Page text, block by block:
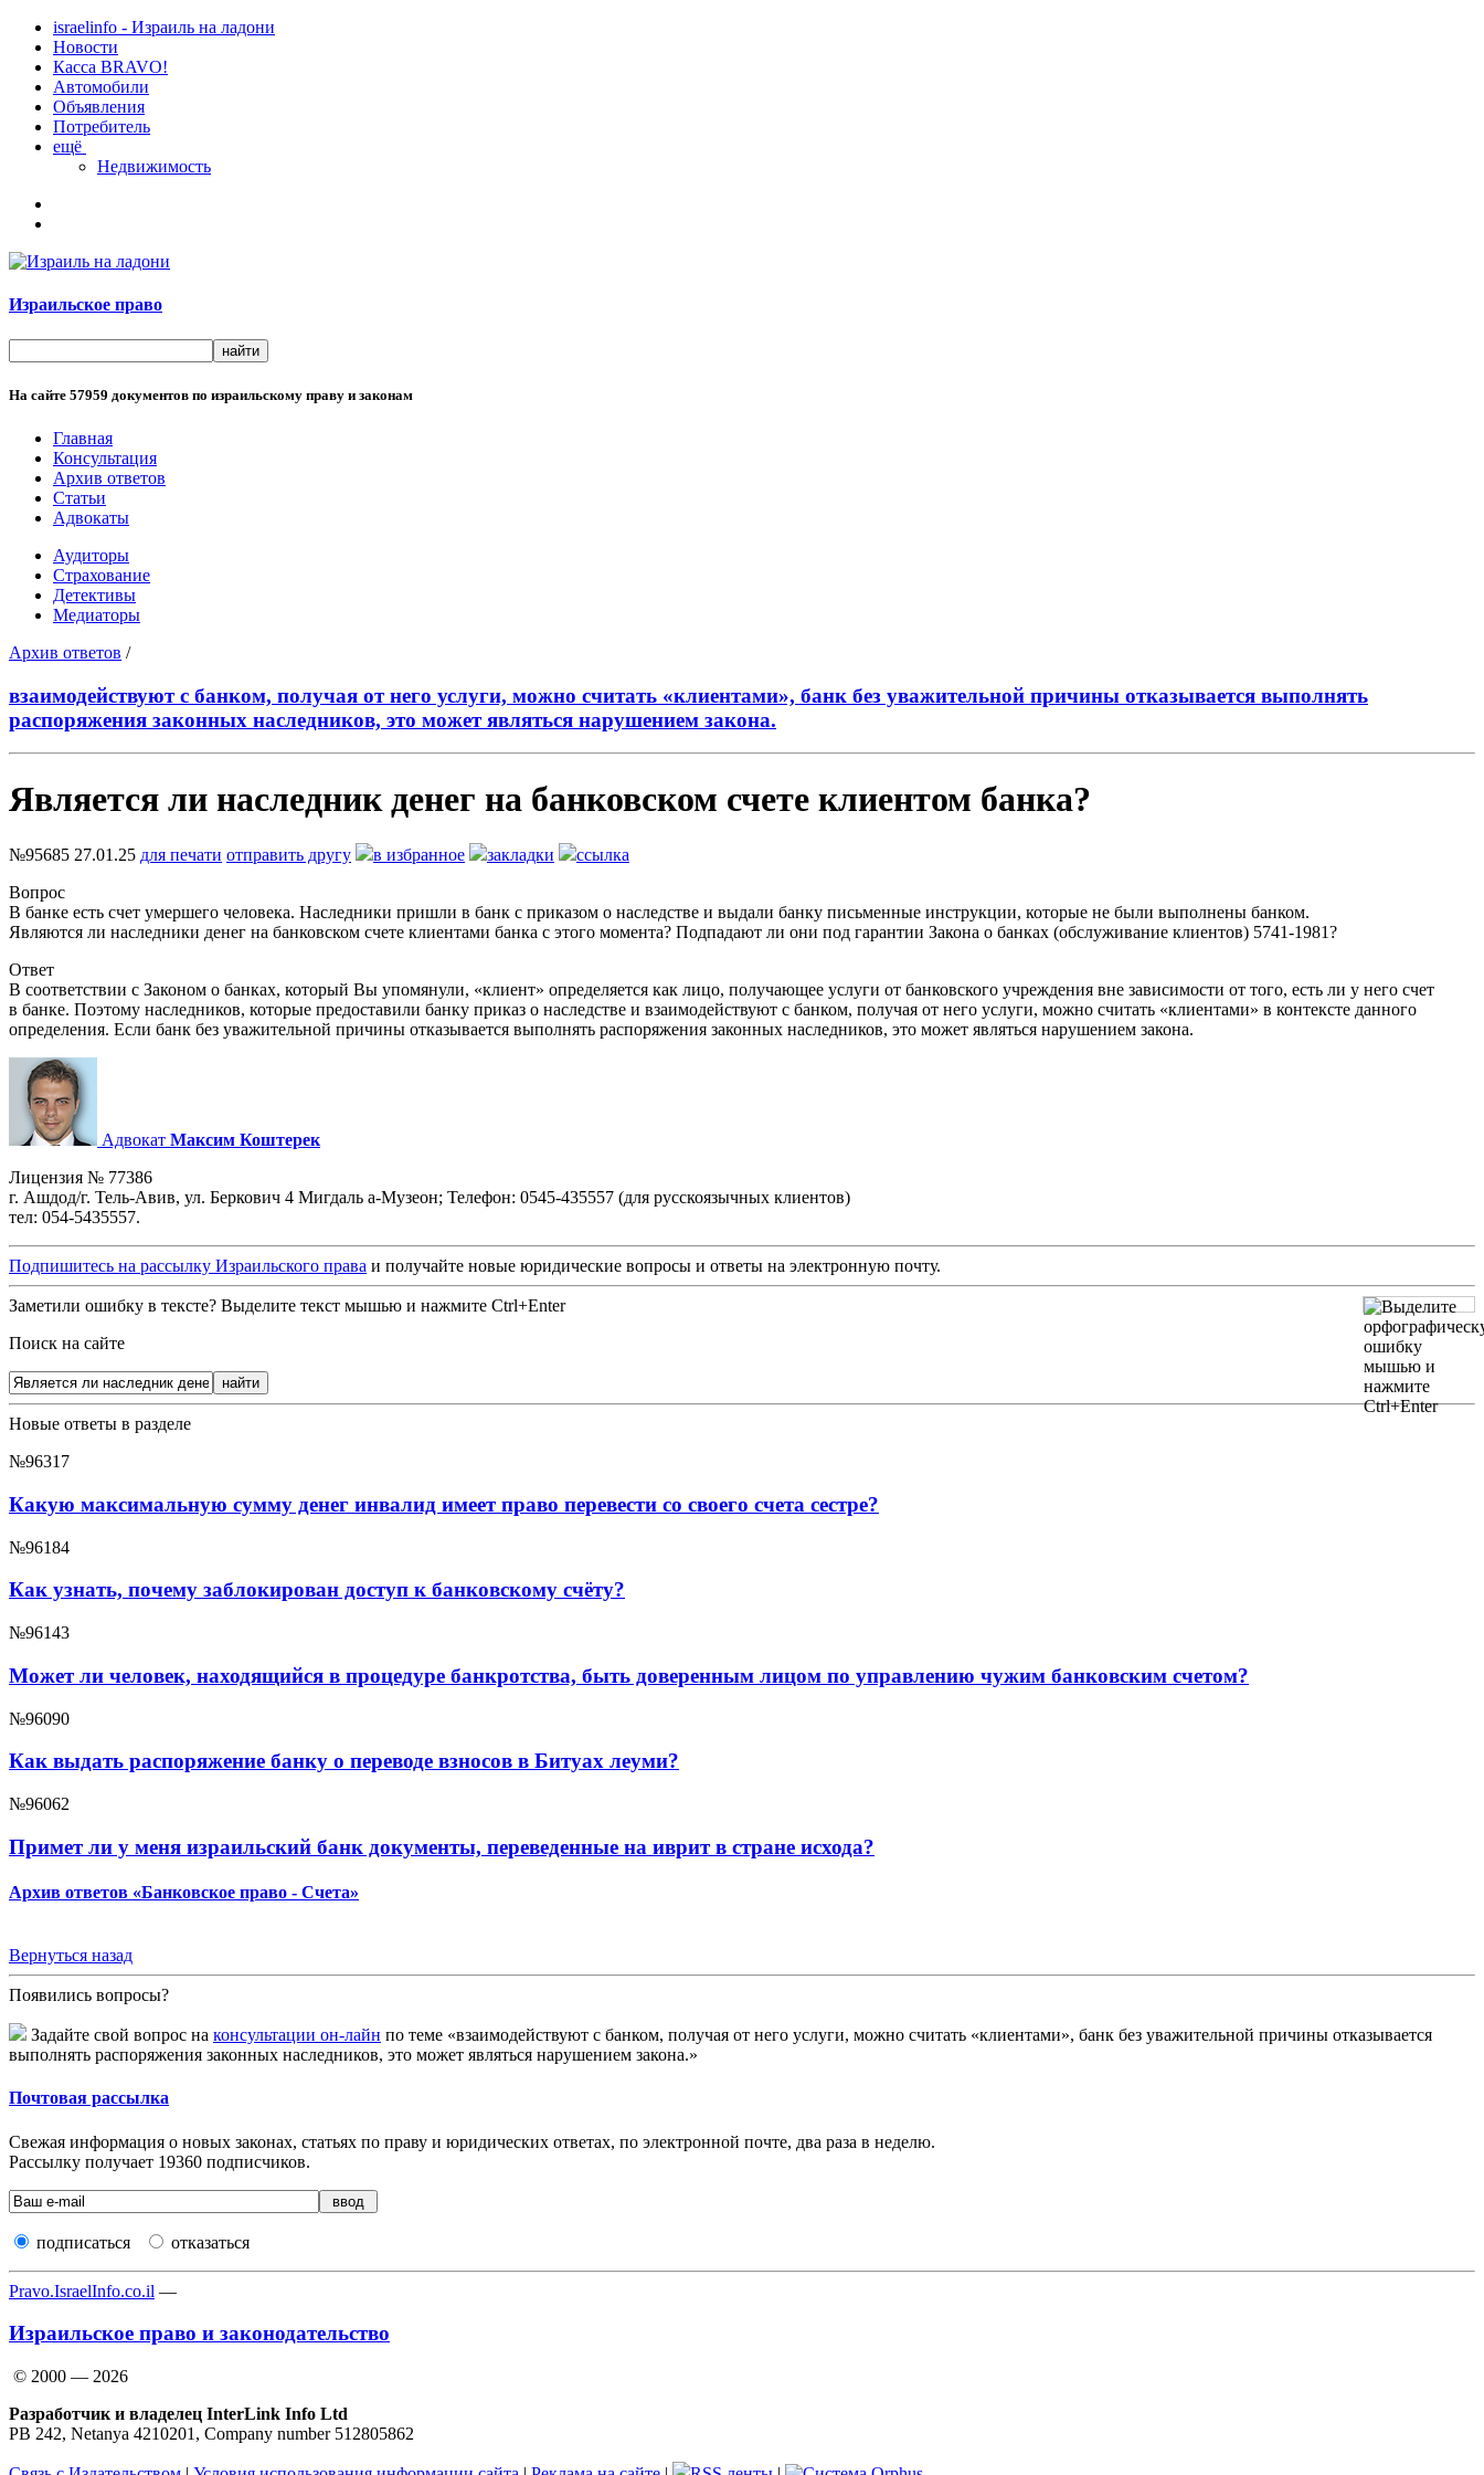
israelinfo - Израиль на ладони
Новости
Касса BRAVO!
Автомобили
Объявления
Потребитель
ещё
Недвижимость
Израильское право
На сайте 57959 документов по израильскому праву и законам
Главная
Консультация
Архив ответов
Статьи
Адвокаты
Аудиторы
Страхование
Детективы
Медиаторы
Архив ответов /
взаимодействуют с банком, получая от него услуги, можно считать «клиентами», банк без уважительной причины отказывается выполнять
распоряжения законных наследников, это может являться нарушением закона.
Является ли наследник денег на банковском счете клиентом банка?
№95685 27.01.25 для печати отправить другу в избранное закладки
ссылка
Вопрос
В банке есть счет умершего человека. Наследники пришли в банк с приказом о наследстве и выдали банку письменные инструкции, которые не были выполнены банком.
Являются ли наследники денег на банковском счете клиентами банка с этого момента? Подпадают ли они под гарантии Закона о банках (обслуживание клиентов) 5741-1981?
Ответ
В соответствии с Законом о банках, который Вы упомянули, «клиент» определяется как лицо, получающее услуги от банковского учреждения вне зависимости от того, есть ли у него счет
в банке. Поэтому наследников, которые предоставили банку приказ о наследстве и взаимодействуют с банком, получая от него услуги, можно считать «клиентами» в контексте данного
определения. Если банк без уважительной причины отказывается выполнять распоряжения законных наследников, это может являться нарушением закона.
Адвокат Максим Коштерек
Лицензия № 77386
г. Ашдод/г. Тель-Авив, ул. Беркович 4 Мигдаль а-Музеон; Телефон: 0545-435557 (для русскоязычных клиентов)
тел: 054-5435557.
Подпишитесь на рассылку Израильского права и получайте новые юридические вопросы и ответы на электронную почту.
Заметили ошибку в тексте? Выделите текст мышью и нажмите Ctrl+Enter
Поиск на сайте
Новые ответы в разделе
№96317
Какую максимальную сумму денег инвалид имеет право перевести со своего счета сестре?
№96184
Как узнать, почему заблокирован доступ к банковскому счёту?
№96143
Может ли человек, находящийся в процедуре банкротства, быть доверенным лицом по управлению чужим банковским счетом?
№96090
Как выдать распоряжение банку о переводе взносов в Битуах леуми?
№96062
Примет ли у меня израильский банк документы, переведенные на иврит в стране исхода?
Архив ответов «Банковское право - Счета»
Вернуться назад
Появились вопросы?
Задайте свой вопрос на консультации он-лайн по теме «взаимодействуют с банком, получая от него услуги, можно считать «клиентами», банк без уважительной причины отказывается
выполнять распоряжения законных наследников, это может являться нарушением закона.»
Почтовая рассылка
Свежая информация о новых законах, статьях по праву и юридических ответах, по электронной почте, два раза в неделю.
Рассылку получает 19360 подписчиков.
подписаться отказаться
Pravo.IsraelInfo.co.il —
Израильское право и законодательство
© 2000 — 2026
Разработчик и владелец InterLink Info Ltd
PB 242, Netanya 4210201, Company number 512805862